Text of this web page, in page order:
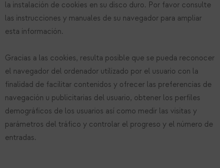
la instalación de cookies en su disco duro. Por favor consulte
las instrucciones y manuales de su navegador para ampliar
esta información.
Gracias a las cookies, resulta posible que se pueda reconocer
el navegador del ordenador utilizado por el usuario con la
finalidad de facilitar contenidos y ofrecer las preferencias de
navegación u publicitarias del usuario, obtener los perfiles
demográficos de los usuarios así como medir las visitas y
parámetros del tráfico y controlar el progreso y el número de
entradas.